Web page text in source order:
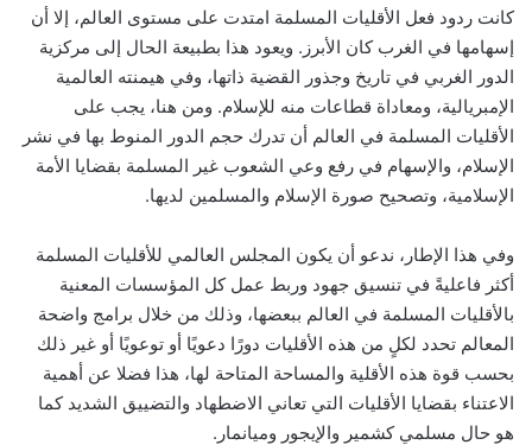
كانت ردود فعل الأقليات المسلمة امتدت على مستوى العالم، إلا أن
إسهامها في الغرب كان الأبرز. ويعود هذا بطبيعة الحال إلى مركزية
الدور الغربي في تاريخ وجذور القضية ذاتها، وفي هيمنته العالمية
الإمبريالية، ومعاداة قطاعات منه للإسلام. ومن هنا، يجب على
الأقليات المسلمة في العالم أن تدرك حجم الدور المنوط بها في نشر
الإسلام، والإسهام في رفع وعي الشعوب غير المسلمة بقضايا الأمة
الإسلامية، وتصحيح صورة الإسلام والمسلمين لديها.
وفي هذا الإطار، ندعو أن يكون المجلس العالمي للأقليات المسلمة
أكثر فاعليةً في تنسيق جهود وربط عمل كل المؤسسات المعنية
بالأقليات المسلمة في العالم ببعضها، وذلك من خلال برامج واضحة
المعالم تحدد لكلٍ من هذه الأقليات دورًا دعويًا أو توعويًا أو غير ذلك
بحسب قوة هذه الأقلية والمساحة المتاحة لها، هذا فضلا عن أهمية
الاعتناء بقضايا الأقليات التي تعاني الاضطهاد والتضييق الشديد كما
هو حال مسلمي كشمير والإيجور وميانمار.